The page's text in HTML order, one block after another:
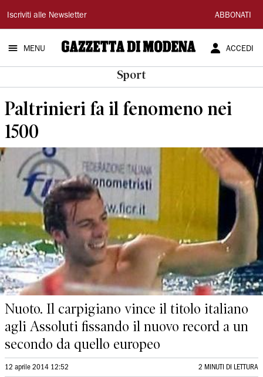
Gazzetta
di
Modena
Iscriviti alle Newsletter ABBONATI
MENU ACCEDI
Sport
Paltrinieri fa il fenomeno nei
1500
Nuoto. Il carpigiano vince il titolo italiano
agli Assoluti fissando il nuovo record a un
secondo da quello europeo
12 aprile 2014 12:52 2 MINUTI DI LETTURA